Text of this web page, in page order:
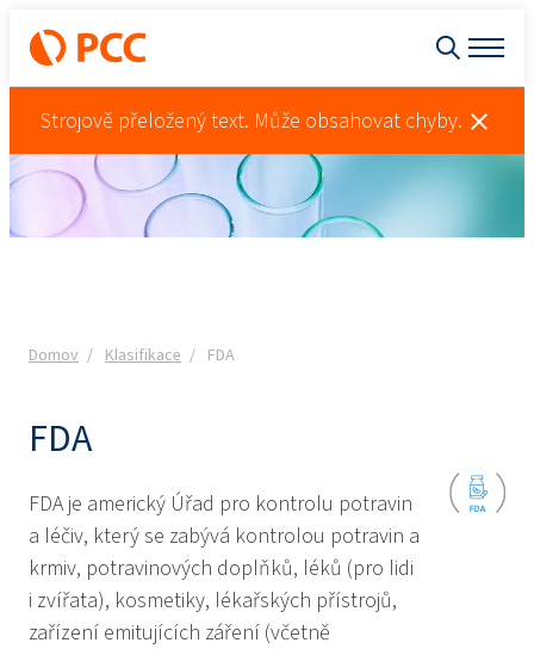
Strojově přeložený text. Může obsahovat chyby.
Domov Klasifikace FDA
FDA
FDA je americký Úřad pro kontrolu potravin
a léčiv, který se zabývá kontrolou potravin a
krmiv, potravinových doplňků, léků (pro lidi
i zvířata), kosmetiky, lékařských přístrojů,
zařízení emitujících záření (včetně